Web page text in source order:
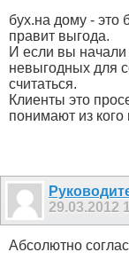
бух.на дому - это
правит выгода.
И если вы начали
невыгодных для
считаться.
Клиенты это
понимают из кого
29.03.2012
Абсолютно